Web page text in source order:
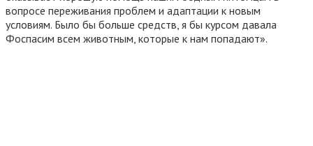
вопросе переживания проблем и адаптации к новым
условиям. Было бы больше средств, я бы курсом давала
Фоспасим всем животным, которые к нам попадают».